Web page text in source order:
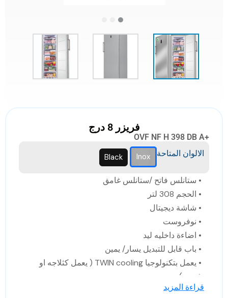
فريزر 8 درج
OVF NF H 398 DB A+
الالوان المتاحة Inox
Black
• ستانلس فاتح /ستانلس غامق
• الحجم 308 لتر
• شاشة ديجيتال
• نوفروست
• اضاءة داخليه ليد
• باب قابل للتبديل يسار/ يمين
• يعمل بتكنولوجيا TWIN cooling ( يعمل كثلاجه او
فريزر)
• موفر للطاقة
قراءة المزيد